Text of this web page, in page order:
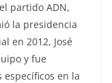
partido ADN,
la presidencia
en 2012, José
y fue
específicos en la